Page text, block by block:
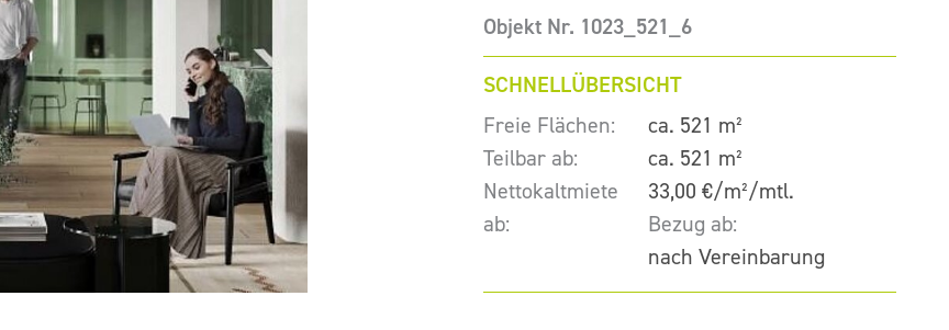
Objekt Nr. 1023_521_6
SCHNELLÜBERSICHT
Freie Flächen:
ca. 521 m²
Teilbar ab:
ca. 521 m²
Nettokaltmiete
ab:
33,00 €/m²/mtl.
Bezug ab:
nach Vereinbarung